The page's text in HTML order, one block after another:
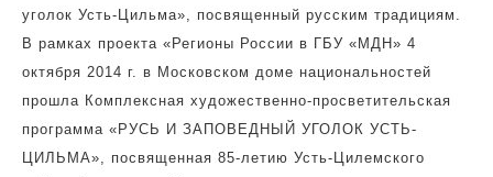
уголок Усть-Цильма», посвященный русским традициям.
В рамках проекта «Регионы России в ГБУ «МДН» 4
октября 2014 г. в Московском доме национальностей
прошла Комплексная художественно-просветительская
программа «РУСЬ И ЗАПОВЕДНЫЙ УГОЛОК УСТЬ-
ЦИЛЬМА», посвященная 85-летию Усть-Цилемского